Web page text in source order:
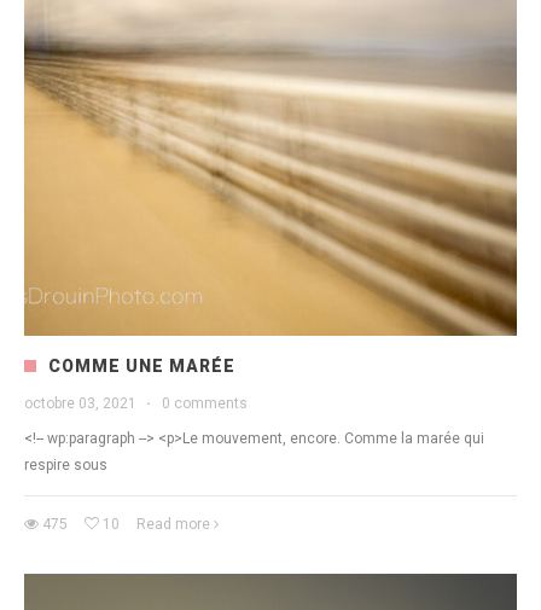
COMME UNE MARÉE
octobre 03, 2021 · 0 comments
<!-- wp:paragraph --> <p>Le mouvement, encore. Comme la marée qui
respire sous
475 10 Read more